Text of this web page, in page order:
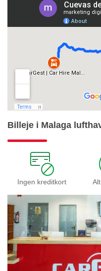
Billeje i Malaga
Ingen kreditkort